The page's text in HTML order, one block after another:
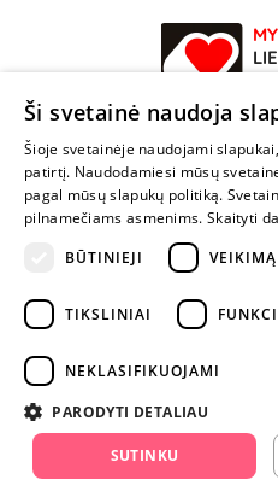
+370 600
info@fantazijos.lt
instagram.com/
Karjera
Ši svetainė naudoja
Šioje svetainėje naudojami
patirtį. Naudodamiesi mūsų
pagal mūsų slapukų politiką.
pilnamečiams asmenims. Skaityti
BŪTINIEJI
TIKSLINIAI
NEKLASIFIKUOJAMI
PARODYTI DETALIAU
SUTINKU